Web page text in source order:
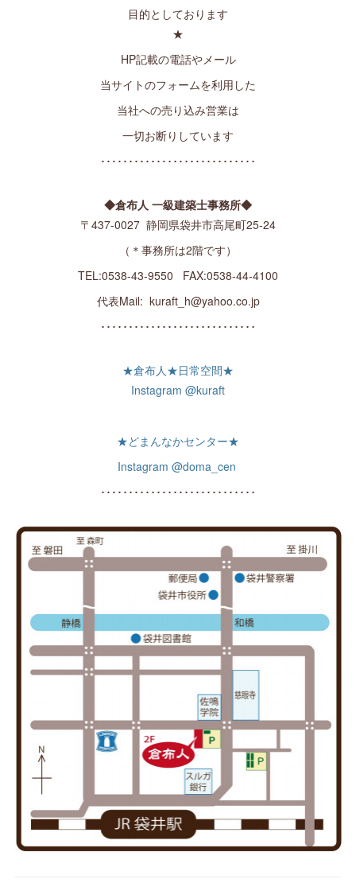
目的としております
★
HP記載の電話やメール
当サイトのフォームを利用した
当社への売り込み営業は
一切お断りしています
････････････････････････････
◆倉布人 一級建築士事務所◆
〒437-0027 静岡県袋井市高尾町25-24
（＊事務所は2階です）
TEL:0538-43-9550 FAX:0538-44-4100
代表Mail: kuraft_h@yahoo.co.jp
････････････････････････････
★倉布人★日常空間★
Instagram @kuraft
★どまんなかセンター★
Instagram @doma_cen
････････････････････････････